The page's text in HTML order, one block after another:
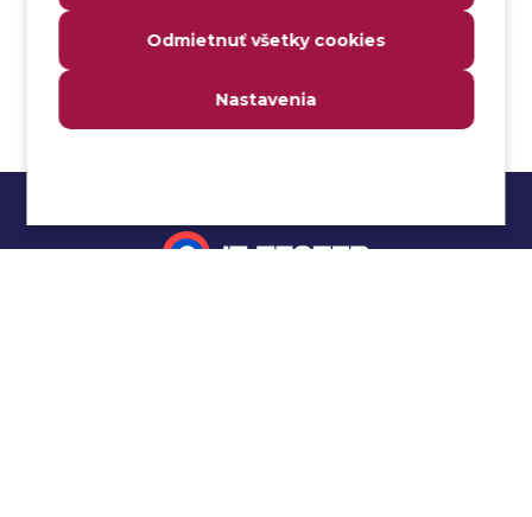
Analyzovateľnosť
Anti-malvér
Odmietnuť všetky cookies
Nastavenia